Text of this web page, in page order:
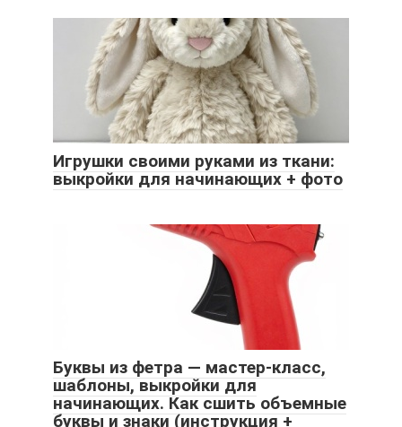
Игрушки своими руками из ткани:
выкройки для начинающих + фото
Буквы из фетра — мастер-класс,
шаблоны, выкройки для
начинающих. Как сшить объемные
буквы и знаки (инструкция +